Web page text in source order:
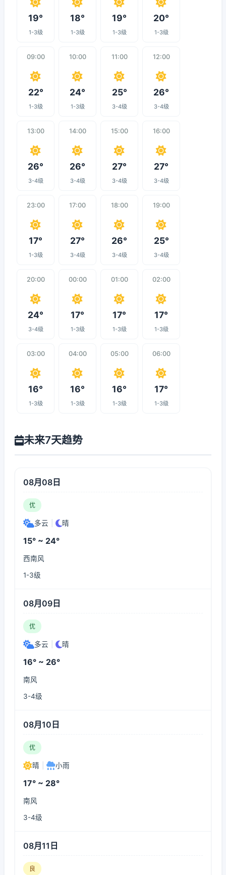
19°
1-3级
18°
1-3级
19°
1-3级
20°
1-3级
09:00
22°
1-3级
10:00
24°
1-3级
11:00
25°
3-4级
12:00
26°
3-4级
13:00
26°
3-4级
14:00
26°
3-4级
15:00
27°
3-4级
16:00
27°
3-4级
23:00
17°
1-3级
17:00
27°
3-4级
18:00
26°
3-4级
19:00
25°
3-4级
20:00
24°
3-4级
00:00
17°
1-3级
01:00
17°
1-3级
02:00
17°
1-3级
03:00
16°
1-3级
04:00
16°
1-3级
05:00
16°
1-3级
06:00
17°
1-3级
未来7天趋势
08月08日
优
多云 晴
15° ~ 24°
西南风
1-3级
08月09日
优
多云 晴
16° ~ 26°
南风
3-4级
08月10日
优
晴 小雨
17° ~ 28°
南风
3-4级
08月11日
良